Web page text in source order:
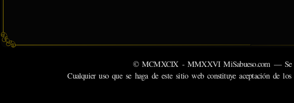
© MCMXCIX - MMXXVI MiSabueso.com — Se
Cualquier uso que se haga de este sitio web constituye aceptación de